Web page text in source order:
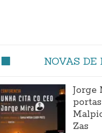
NOVAS DE
Jorge
Zas